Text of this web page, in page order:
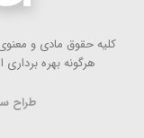
كلیه حقوق مادی و
هرگونه بهره
طراح